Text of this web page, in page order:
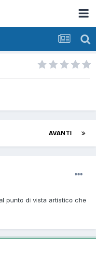
AVANTI
punto di vista artistico che